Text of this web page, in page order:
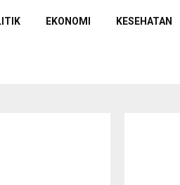
EKONOMI KESEHATAN